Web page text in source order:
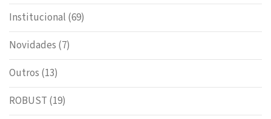
Institucional (69)
Novidades (7)
Outros (13)
ROBUST (19)